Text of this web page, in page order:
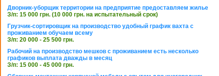
Дворник-уборщик территории на предприятие предоставляем жилье
З/п: 15 000 грн. (10 000 грн. на испытательный срок)
Грузчик-сортировщик на производство удобный график вахта с
проживанием обучаем всему
З/п: 20 000 - 25 500 грн.
Рабочий на производство мешков с проживанием есть несколько
графиков выплата дважды в месяц
З/п: 15 000 - 45 000 грн.